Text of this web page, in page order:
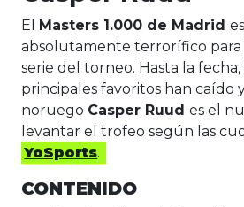
El Masters 1.000 de Madrid
absolutamente terrorífico para
serie del torneo. Hasta la
principales favoritos han caído
noruego Casper Ruud es el
levantar el trofeo según las
YoSports.
CONTENIDO